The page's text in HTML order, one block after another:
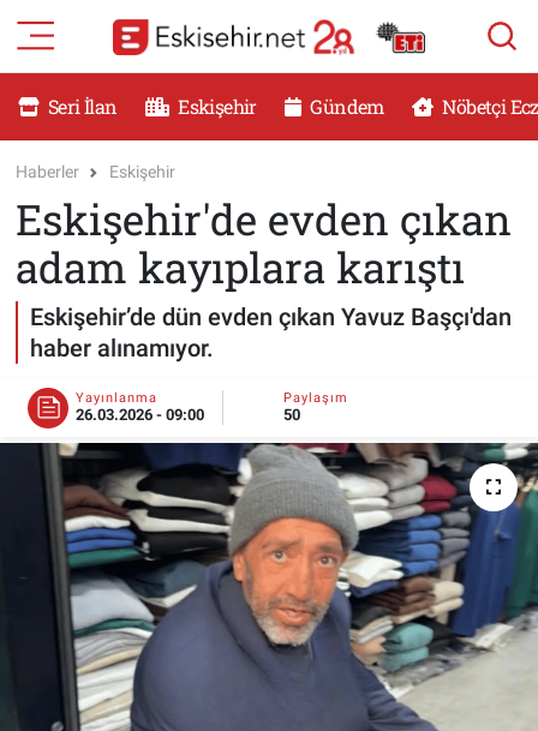
Seri İlan Eskişehir Gündem Nöbetçi
Haberler Eskişehir
Eskişehir'de evden çıkan
adam kayıplara karıştı
Eskişehir’de dün evden çıkan Yavuz Başçı'dan
haber alınamıyor.
Yayınlanma
26.03.2026 - 09:00
Paylaşım
50
RESMİ İLANLAR
DÜNYA
SAĞLIK
MAGAZİN
KADIN
TEKNOLOJİ
YEMEK
ESKİŞEHİR NÖBETÇİ ECZANELER
Eskişehir Haber İçerikleri
Eskişehir Hava Durumu
Eskişehir Nöbetçi Eczaneler
Eskişehir Namaz Vakitleri
Eskişehir Trafik Yoğunluk Haritası
Süper Lig Puan Durumu ve Fikstür
Tüm Manşetler
Son Dakika Haberleri
Haber Arşivi